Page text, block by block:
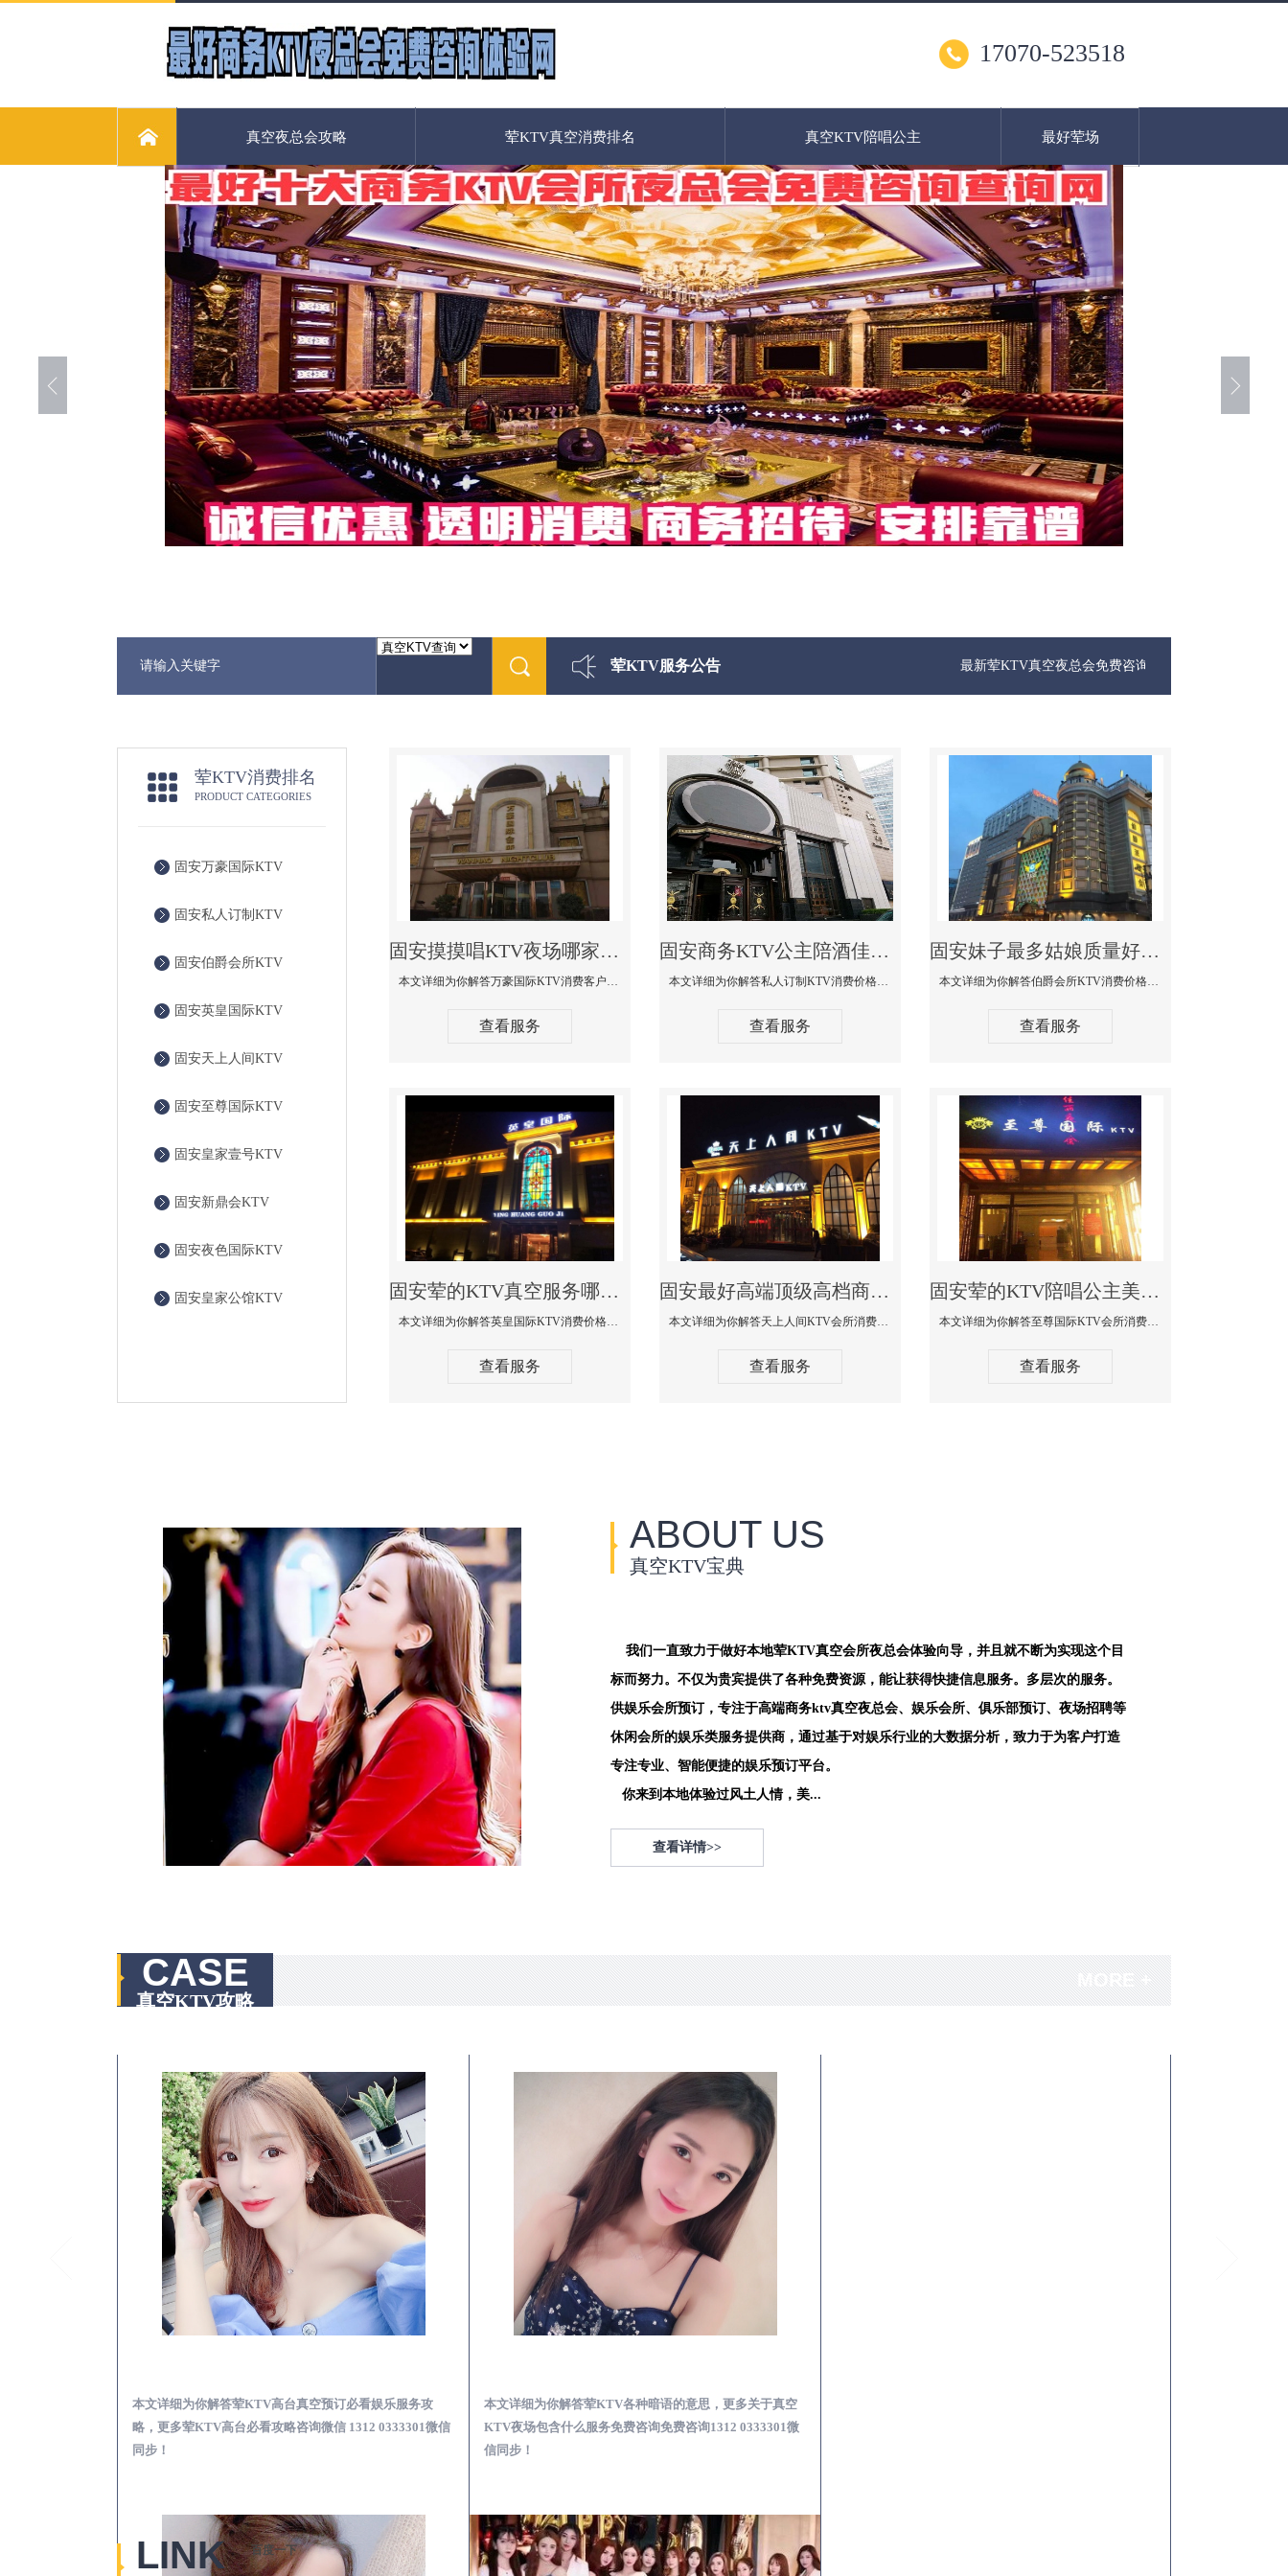
17070-523518
真空夜总会攻略 荤KTV真空消费排名 真空KTV陪唱公主 最好荤场
荤KTV服务公告 最新荤KTV真空夜总会免费咨询1312 0333301微信同步！
荤KTV消费排名
PRODUCT CATEGORIES
固安万豪国际KTV
固安私人订制KTV
固安伯爵会所KTV
固安英皇国际KTV
固安天上人间KTV
固安至尊国际KTV
固安皇家壹号KTV
固安新鼎会KTV
固安夜色国际KTV
固安皇家公馆KTV
固安摸摸唱KTV夜场哪家好玩开放-万豪国际KTV消费客户点评
本文详细为你解答万豪国际KTV消费客户点评，更多关于摸摸唱KTV夜场哪家好玩开放咨询1312 0333301微信同步！
查看服务
固安商务KTV公主陪酒佳丽漂亮哪家多-私人订制KTV消费价格口碑点评
本文详细为你解答私人订制KTV消费价格口碑点评，更多关于商务KTV公主陪酒佳丽漂亮哪家多免费咨询1312 0333301微信同步！
查看服务
固安妹子最多姑娘质量好的真空夜总会KTV-伯爵会所KTV消费点评
本文详细为你解答伯爵会所KTV消费价格点评，更多关于妹子最多姑娘质量好的真空夜总会KTV免费咨询1312 0333301微信同步！
查看服务
固安荤的KTV真空服务哪家好-英皇国际KTV消费价格口碑点评
本文详细为你解答英皇国际KTV消费价格点评，更多关于荤的KTV真空服务哪家好免费咨询1312 0333301微信同步！
查看服务
固安最好高端顶级高档商务KTV夜总会-天上人间KTV消费点评
本文详细为你解答天上人间KTV会所消费价格点评，更多关于最好高端顶级高档商务KTV夜总会免费咨询1312 0333301微信同步！
查看服务
固安荤的KTV陪唱公主美女哪家最多-至尊国际KTV会所消费价格
本文详细为你解答至尊国际KTV会所消费价格点评，更多关于荤的KTV陪唱公主美女哪家最多免费咨询1312 0333301微信同步！
查看服务
ABOUT US
真空KTV宝典
我们一直致力于做好本地荤KTV真空会所夜总会体验向导，并且就不断为实现这个目
标而努力。不仅为贵宾提供了各种免费资源，能让获得快捷信息服务。多层次的服务。
供娱乐会所预订，专注于高端商务ktv真空夜总会、娱乐会所、俱乐部预订、夜场招聘等
休闲会所的娱乐类服务提供商，通过基于对娱乐行业的大数据分析，致力于为客户打造
专注专业、智能便捷的娱乐预订平台。
你来到本地体验过风土人情，美...
查看详情>>
CASE
真空KTV攻略
本文详细为你解答荤KTV高台真空预订必看娱乐服务攻
略，更多荤KTV高台必看攻略咨询微信 1312 0333301微信
同步！
本文详细为你解答荤KTV各种暗语的意思，更多关于真空
KTV夜场包含什么服务免费咨询免费咨询1312 0333301微
信同步！
LINK 百度一下